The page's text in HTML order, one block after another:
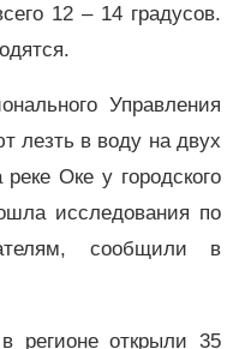
12 – 14 градусов.
Управления
лезть в воду на двух
Оке у городского
исследования по
сообщили в
регионе открыли 35